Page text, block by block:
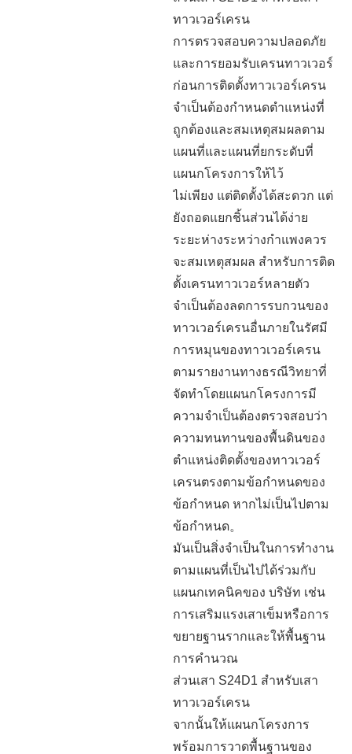
ทาวเวอร์เครน
การตรวจสอบความปลอดภัย
และการยอมรับเครนทาวเวอร์
ก่อนการติดตั้งทาวเวอร์เครน
จำเป็นต้องกำหนดตำแหน่งที่
ถูกต้องและสมเหตุสมผลตาม
แผนที่และแผนที่ยกระดับที่
แผนกโครงการให้ไว้
ไม่เพียง แต่ติดตั้งได้สะดวก แต่
ยังถอดแยกชิ้นส่วนได้ง่าย
ระยะห่างระหว่างกำแพงควร
จะสมเหตุสมผล สำหรับการติด
ตั้งเครนทาวเวอร์หลายตัว
จำเป็นต้องลดการรบกวนของ
ทาวเวอร์เครนอื่นภายในรัศมี
การหมุนของทาวเวอร์เครน
ตามรายงานทางธรณีวิทยาที่
จัดทำโดยแผนกโครงการมี
ความจำเป็นต้องตรวจสอบว่า
ความทนทานของพื้นดินของ
ตำแหน่งติดตั้งของทาวเวอร์
เครนตรงตามข้อกำหนดของ
ข้อกำหนด หากไม่เป็นไปตาม
ข้อกำหนด。
มันเป็นสิ่งจำเป็นในการทำงาน
ตามแผนที่เป็นไปได้ร่วมกับ
แผนกเทคนิคของ บริษัท เช่น
การเสริมแรงเสาเข็มหรือการ
ขยายฐานรากและให้พื้นฐาน
การคำนวณ
ส่วนเสา S24D1 สำหรับเสา
ทาวเวอร์เครน
จากนั้นให้แผนกโครงการ
พร้อมการวาดพื้นฐานของ